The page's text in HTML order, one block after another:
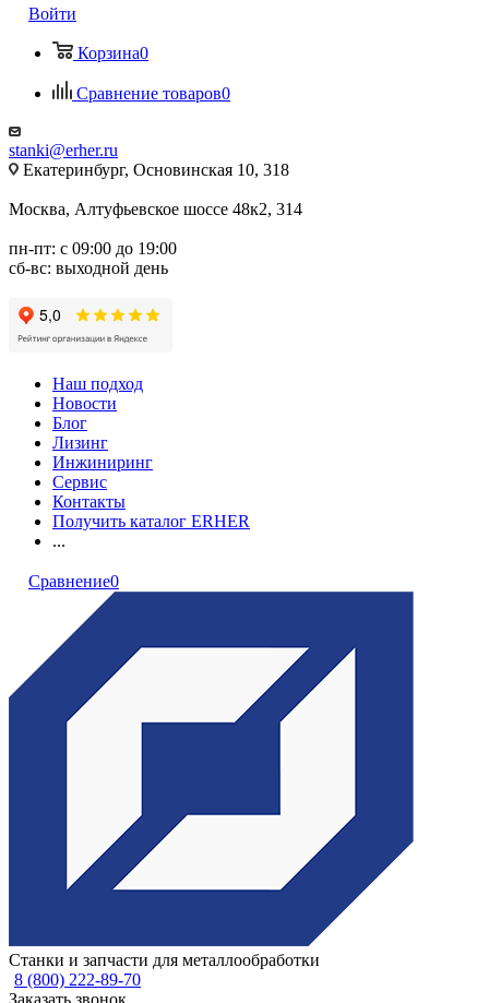
Войти
Корзина0
Сравнение товаров0
stanki@erher.ru
Екатеринбург, Основинская 10, 318
Москва, Алтуфьевское шоссе 48к2, 314
пн-пт: с 09:00 до 19:00
сб-вс: выходной день
Наш подход
Новости
Блог
Лизинг
Инжиниринг
Сервис
Контакты
Получить каталог ERHER
...
Сравнение0
Станки и запчасти для металлообработки
8 (800) 222-89-70
Заказать звонок